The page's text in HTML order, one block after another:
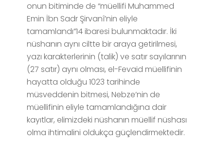
onun bitiminde de “müellifi Muhammed
Emin İbn Sadr Şirvanî’nin eliyle
tamamlandı”14 ibaresi bulunmaktadır. İki
nüshanın aynı ciltte bir araya getirilmesi,
yazı karakterlerinin (talik) ve satır sayılarının
(27 satır) aynı olması, el-Fevaid müellifinin
hayatta olduğu 1023 tarihinde
müsveddenin bitmesi, Nebze’nin de
müellifinin eliyle tamamlandığına dair
kayıtlar, elimizdeki nüshanın müellif nüshası
olma ihtimalini oldukça güçlendirmektedir.